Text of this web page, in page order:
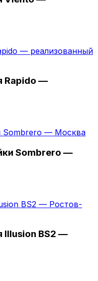
Rapido —
Sombrero —
Illusion BS2 —